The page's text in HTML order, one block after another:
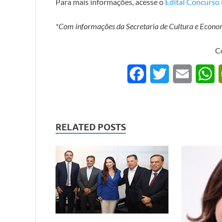
*Com informações da Secretaria de Cultura e
b
o
o
k
W
A
p
p
RELATED POSTS